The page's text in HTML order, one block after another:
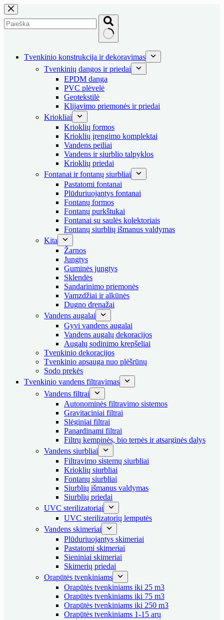
Skip
to
content
results Tvenkinio konstrukcija ir dekoravimas
Tvenkinių dangos ir priedai
EPDM danga
PVC plėvelė
Geotekstilė
Klijavimo priemonės ir priedai
Kriokliai
Krioklių formos
Krioklių įrengimo komplektai
Vandens peiliai
Vandens ir siurblio talpyklos
Krioklių priedai
Fontanai ir fontanų siurbliai
Pastatomi fontanai
Plūduriuojantys fontanai
Fontanų formos
Fontanų purkštukai
Fontanai su saulės kolektoriais
Fontanų siurblių išmanus valdymas
Kita
Žarnos
Jungtys
Guminės jungtys
Sklendės
Sandarinimo priemonės
Vamzdžiai ir alkūnės
Dugno drenažai
Vandens augalai
Gyvi vandens augalai
Vandens augalų dekoracijos
Augalų sodinimo krepšeliai
Tvenkinio dekoracijos
Tvenkinio apsauga nuo plėšrūnų
Sodo prekės
Tvenkinio vandens filtravimas
Vandens filtrai
Autonominės filtravimo sistemos
Gravitaciniai filtrai
Slėginiai filtrai
Panardinami filtrai
Filtrų kempinės, bio terpės ir atsarginės dalys
Vandens siurbliai
Filtravimo sistemų siurbliai
Krioklių siurbliai
Fontanų siurbliai
Siurblių išmanus valdymas
Siurblių priedai
UVC sterilizatoriai
UVC sterilizatorių lemputės
Vandens skimeriai
Plūduriuojantys skimeriai
Pastatomi skimeriai
Sieniniai skimeriai
Skimerių priedai
Orapūtės tvenkiniams
Orapūtės tvenkiniams iki 25 m3
Orapūtės tvenkiniams iki 75 m3
Orapūtės tvenkiniams iki 250 m3
Orapūtės tvenkiniams 1-15 arų